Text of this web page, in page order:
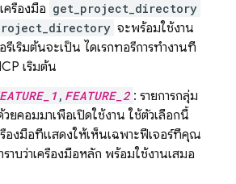
ครื่องมือ get_project_directory
จะพร้อมใช้งาน
รีเริ่มต้นจะเป็น ไดเรกทอรีการทำงานที่
เริ่มต้น
, FEATURE_2 : รายการกลุ่ม
ยคอมมาเพื่อเปิดใช้งาน ใช้ตัวเลือกนี้
รื่องมือที่แสดงให้เห็นเฉพาะฟีเจอร์ที่คุณ
าบว่าเครื่องมือหลัก พร้อมใช้งานเสมอ